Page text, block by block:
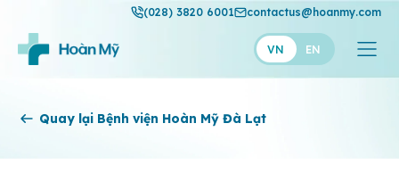
(028) 3820 6001 contactus@hoanmy.com
VN EN
Hoàn Mỹ
Quay lại Bệnh viện Hoàn Mỹ Đà Lạt